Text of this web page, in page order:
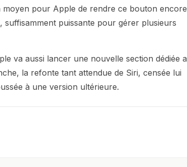
pour Apple de rendre ce bouton encore
suffisamment puissante pour gérer plusieurs
va aussi lancer une nouvelle section dédiée
la refonte tant attendue de Siri, censée lui
à une version ultérieure.